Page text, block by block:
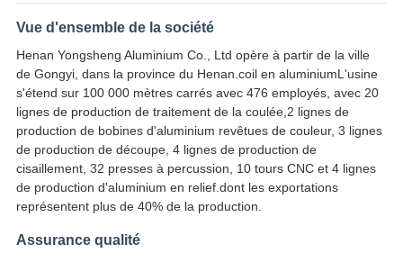
Vue d'ensemble de la société
Henan Yongsheng Aluminium Co., Ltd opère à partir de la ville
de Gongyi, dans la province du Henan.coil en aluminiumL'usine
s'étend sur 100 000 mètres carrés avec 476 employés, avec 20
lignes de production de traitement de la coulée,2 lignes de
production de bobines d'aluminium revêtues de couleur, 3 lignes
de production de découpe, 4 lignes de production de
cisaillement, 32 presses à percussion, 10 tours CNC et 4 lignes
de production d'aluminium en relief.dont les exportations
représentent plus de 40% de la production.
Assurance qualité